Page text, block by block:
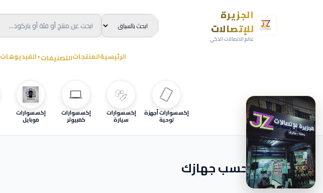
الجزيرة
للإتصالات
عالم الاتصالات الذكي
الرئيسيةالمنتجاتالتصنيفات ▼الفيديوهات
إكسسوارات أجهزة
لوحية
إكسسوارات
سيارة
إكسسوارات
كمبيوتر
إكسسوارات
موبايل
ابحث حسب جهازك